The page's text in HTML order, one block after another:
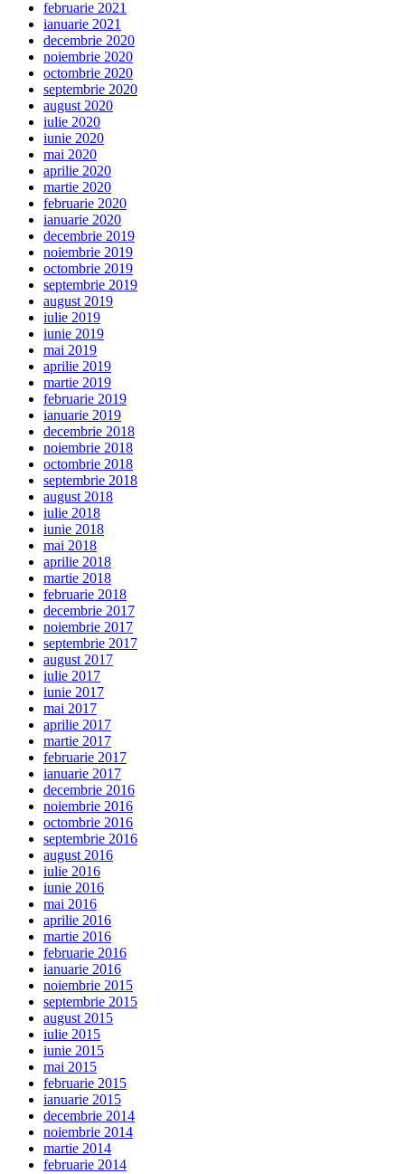
februarie 2021
ianuarie 2021
decembrie 2020
noiembrie 2020
octombrie 2020
septembrie 2020
august 2020
iulie 2020
iunie 2020
mai 2020
aprilie 2020
martie 2020
februarie 2020
ianuarie 2020
decembrie 2019
noiembrie 2019
octombrie 2019
septembrie 2019
august 2019
iulie 2019
iunie 2019
mai 2019
aprilie 2019
martie 2019
februarie 2019
ianuarie 2019
decembrie 2018
noiembrie 2018
octombrie 2018
septembrie 2018
august 2018
iulie 2018
iunie 2018
mai 2018
aprilie 2018
martie 2018
februarie 2018
decembrie 2017
noiembrie 2017
septembrie 2017
august 2017
iulie 2017
iunie 2017
mai 2017
aprilie 2017
martie 2017
februarie 2017
ianuarie 2017
decembrie 2016
noiembrie 2016
octombrie 2016
septembrie 2016
august 2016
iulie 2016
iunie 2016
mai 2016
aprilie 2016
martie 2016
februarie 2016
ianuarie 2016
noiembrie 2015
septembrie 2015
august 2015
iulie 2015
iunie 2015
mai 2015
februarie 2015
ianuarie 2015
decembrie 2014
noiembrie 2014
martie 2014
februarie 2014